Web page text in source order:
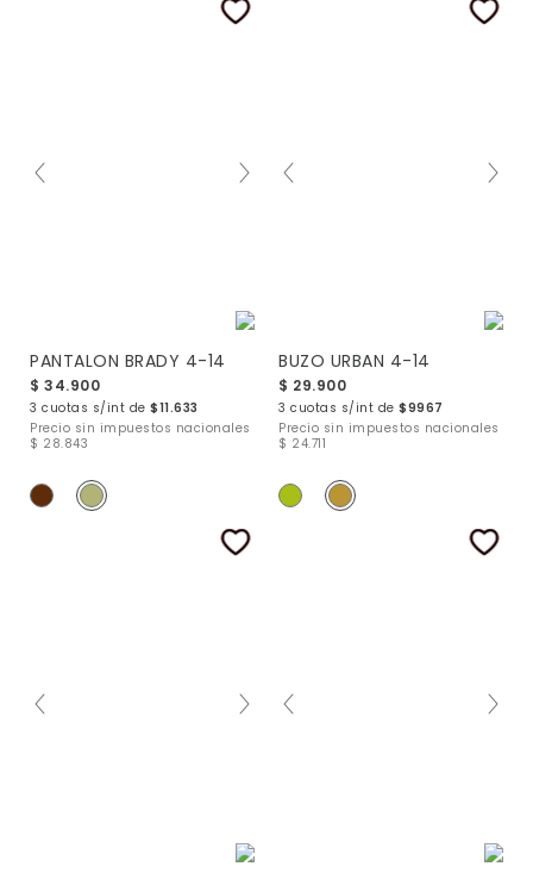
PANTALON BRADY 4-14
$ 34.900
3 cuotas s/int de $11.633
Precio sin impuestos nacionales
$ 28.843
BUZO URBAN 4-14
$ 29.900
3 cuotas s/int de $9967
Precio sin impuestos nacionales
$ 24.711